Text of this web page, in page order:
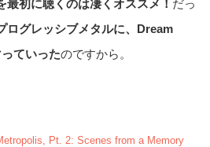
最初に聴くのは凄くオススメ！ だっ
ログレッシブメタルに、Dream
ていったのですから。
Pt. 2: Scenes from a Memory